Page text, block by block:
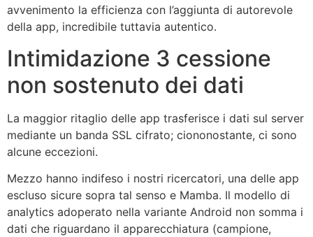
avvenimento la efficienza con l’aggiunta di autorevole
della app, incredibile tuttavia autentico.
Intimidazione 3 cessione
non sostenuto dei dati
La maggior ritaglio delle app trasferisce i dati sul server
mediante un banda SSL cifrato; ciononostante, ci sono
alcune eccezioni.
Mezzo hanno indifeso i nostri ricercatori, una delle app
escluso sicure sopra tal senso e Mamba. Il modello di
analytics adoperato nella variante Android non somma i
dati che riguardano il apparecchiatura (campione,